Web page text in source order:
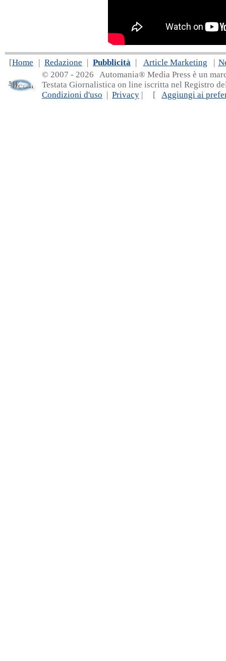
[Home | Redazione | Pubblicità | Article Marketing |
© 2007 - 2026 Automania® Media Press è un
Testata Giornalistica on line iscritta nel Registro
Condizioni d'uso | Privacy | [ Aggiungi ai